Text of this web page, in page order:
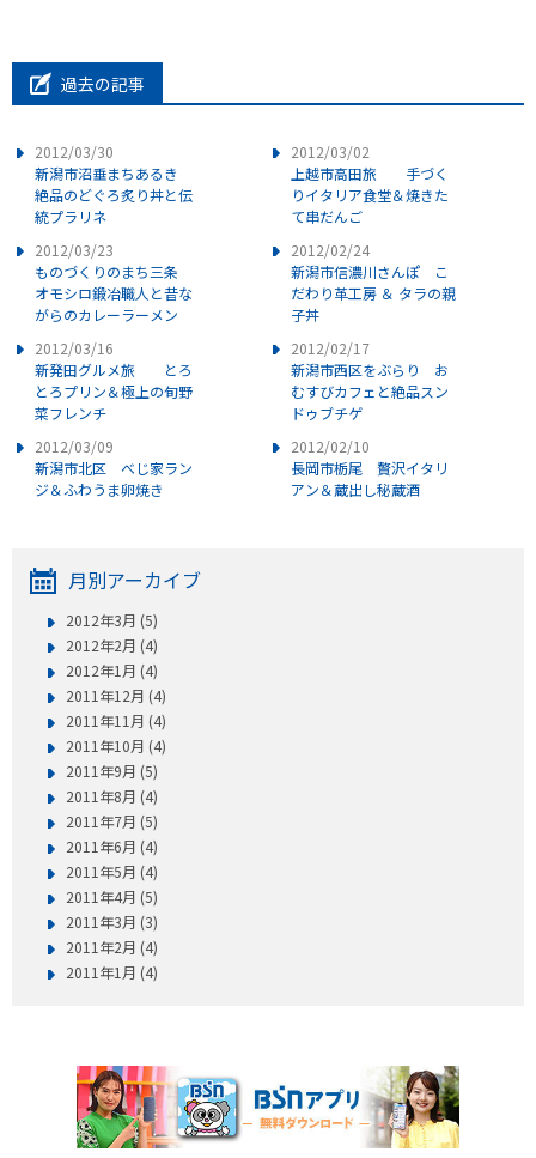
過去の記事
2012/03/30
新潟市沼垂まちあるき
絶品のどぐろ炙り丼と伝
統プラリネ
2012/03/23
ものづくりのまち三条
オモシロ鍛冶職人と昔な
がらのカレーラーメン
2012/03/16
新発田グルメ旅 とろ
とろプリン＆極上の旬野
菜フレンチ
2012/03/09
新潟市北区 べじ家ラン
ジ＆ふわうま卵焼き
2012/03/02
上越市高田旅 手づく
りイタリア食堂＆焼きた
て串だんご
2012/02/24
新潟市信濃川さんぽ こ
だわり革工房 ＆ タラの親
子丼
2012/02/17
新潟市西区をぶらり お
むすびカフェと絶品スン
ドゥブチゲ
2012/02/10
長岡市栃尾 贅沢イタリ
アン＆蔵出し秘蔵酒
月別アーカイブ
2012年3月 (5)
2012年2月 (4)
2012年1月 (4)
2011年12月 (4)
2011年11月 (4)
2011年10月 (4)
2011年9月 (5)
2011年8月 (4)
2011年7月 (5)
2011年6月 (4)
2011年5月 (4)
2011年4月 (5)
2011年3月 (3)
2011年2月 (4)
2011年1月 (4)